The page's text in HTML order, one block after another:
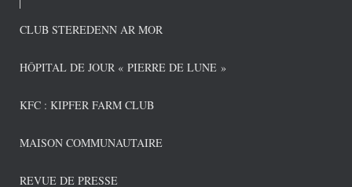
CLUB STEREDENN AR MOR
HÔPITAL DE JOUR « PIERRE DE LUNE »
KFC : KIPFER FARM CLUB
MAISON COMMUNAUTAIRE
REVUE DE PRESSE